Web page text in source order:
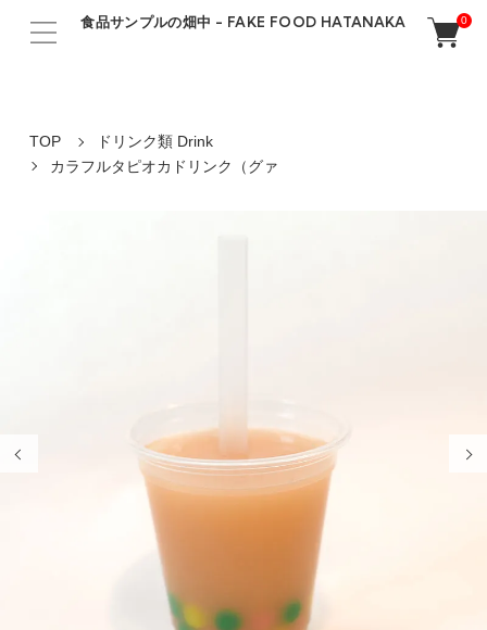
食品サンプルの畑中 - FAKE FOOD HATANAKA 0
TOP
ドリンク類 Drink
カラフルタピオカドリンク（グァ